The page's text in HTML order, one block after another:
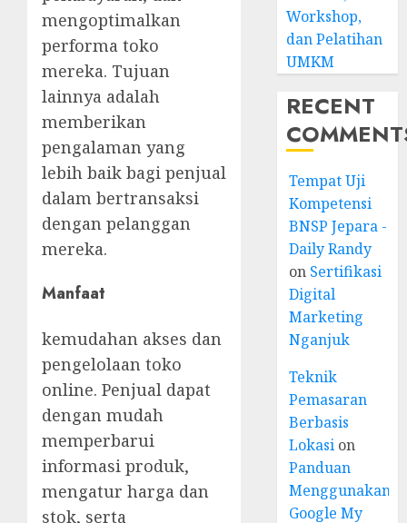
mengoptimalkan
performa toko
mereka. Tujuan
lainnya adalah
memberikan
pengalaman yang
lebih baik bagi penjual
dalam bertransaksi
dengan pelanggan
mereka.
Manfaat
kemudahan akses dan
pengelolaan toko
online. Penjual dapat
dengan mudah
memperbarui
informasi produk,
mengatur harga dan
stok, serta
Workshop,
dan Pelatihan
UMKM
RECENT
Tempat Uji
Kompetensi
BNSP Jepara -
Daily Randy
on Sertifikasi
Digital
Marketing
Nganjuk
Teknik
Pemasaran
Berbasis
Lokasi on
Panduan
Menggunakan
Google My